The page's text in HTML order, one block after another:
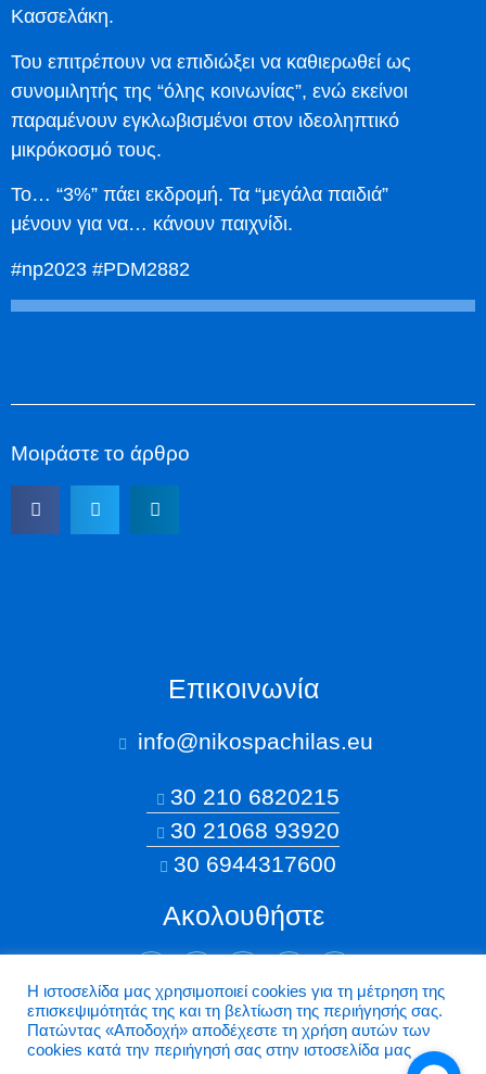
Κασσελάκη.
Του επιτρέπουν να επιδιώξει να καθιερωθεί ως
συνομιλητής της “όλης κοινωνίας”, ενώ εκείνοι
παραμένουν εγκλωβισμένοι στον ιδεοληπτικό
μικρόκοσμό τους.
Το… “3%” πάει εκδρομή. Τα “μεγάλα παιδιά”
μένουν για να… κάνουν παιχνίδι.
#np2023 #PDM2882
Μοιράστε το άρθρο
Επικοινωνία
info@nikospachilas.eu​
Ακολουθήστε
©2026 Nikospachilas.eu - Design by Dstream
30 210 6820215
30 21068 93920
30 6944317600
Η ιστοσελίδα μας χρησιμοποιεί cookies για τη μέτρηση της
επισκεψιμότητάς της και τη βελτίωση της περιήγησής σας.
Πατώντας «Aποδοχή» αποδέχεστε τη χρήση αυτών των
cookies κατά την περιήγησή σας στην ιστοσελίδα μας